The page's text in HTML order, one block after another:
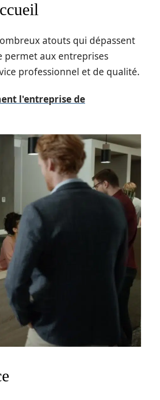
atouts qui dépassent
permet aux entreprises
professionnel et de qualité.
l'entreprise de